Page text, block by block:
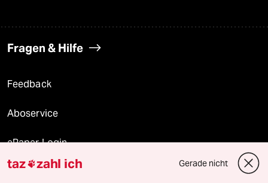
Fragen & Hilfe
Feedback
Aboservice
ePaper Login
Downloads für Abonnierende
taz zahl ich Gerade nicht